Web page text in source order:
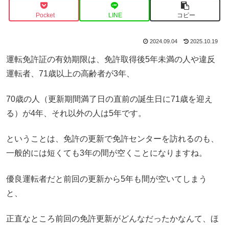
Pocket LINE コピー
2024.09.04 2025.10.19
運転免許証の有効期限は、免許取得後5年未満の人や違反
運転者、71歳以上の高齢者が3年、
70歳の人（更新期間満了日の直前の誕生日に71歳を迎え
る）が4年、それ以外の人は5年です。
ということは、免許の更新で免許センターを訪れるのも、
一般的には短くても3年の間が空くことになりますね。
優良運転者だと前回の更新から5年も間が空いてしまう
と、
正直なところ前回の免許更新がどんなだったかなんて、ほ